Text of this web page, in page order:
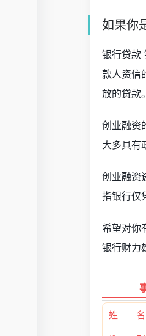
如果你
银行贷款
款人资信
放的贷款。
创业融资
大多具有
创业融资
指银行仅
希望对你
银行财力
姓 名